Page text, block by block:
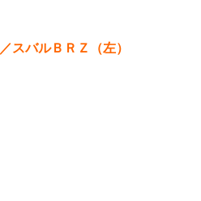
スバルＢＲＺ（左）